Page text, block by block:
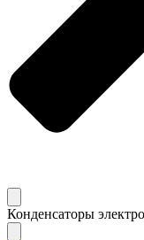
Конденсаторы